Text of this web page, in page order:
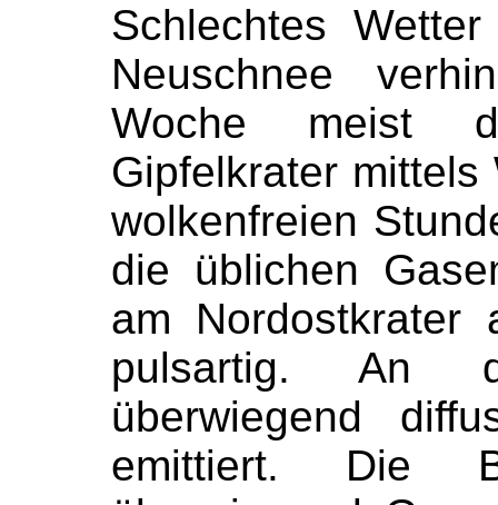
Schlechtes
Neuschnee
Woche meist
Gipfelkrater
wolkenfreien
die üblichen
am Nordostkrater
pulsartig. An
überwiegend
emittiert. Die